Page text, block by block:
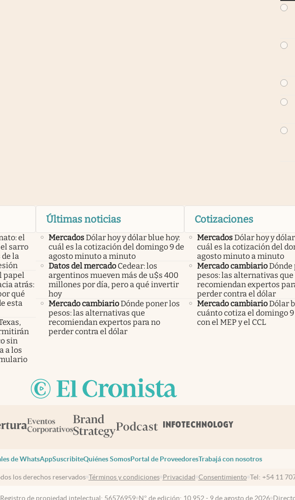
el
sarro
la
papel
atrás:
qué
esta
sin
a los
Últimas noticias
MercadosDólar hoy y dólar blue hoy:
cuál es la cotización del domingo 9 de
agosto minuto a minuto
Datos del mercado Cedear: los
argentinos mueven más de u$s 400
millones por día, pero a qué invertir
hoy
Mercado cambiarioDónde poner los
pesos: las alternativas que
recomiendan expertos para no
perder contra el dólar
Cotizaciones
MercadosDólar hoy y
cuál es la cotización del
agosto minuto a minuto
Mercado cambiarioDónde
pesos: las alternativas que
recomiendan expertos
perder contra el dólar
Mercado cambiarioDólar
cuánto cotiza el domingo 9
con el MEP y el CCL
de WhatsAppSuscribiteQuiénes SomosPortal de ProveedoresTrabajá con nosotros
los derechos reservados Términos y condiciones Privacidad Consentimiento Tel: +54 11
de propiedad intelectual: 56576959 N° de edición: 10.952 - 9 de agosto de 2026